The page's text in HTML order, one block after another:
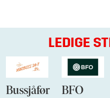
LEDIGE
Bussjåfør
BFO